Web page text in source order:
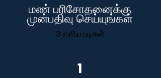
மண் பரிசோதனைக்கு
முன்பதிவு செய்யுங்கள்
3 எளிய படிகள்
1